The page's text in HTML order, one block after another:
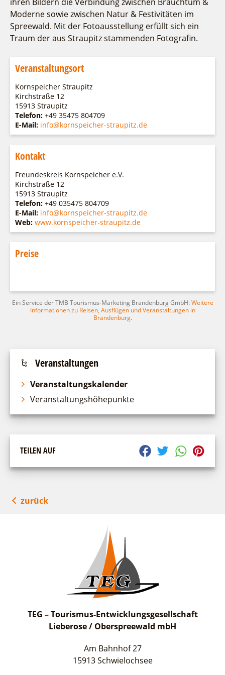
Einkaufen
Gruppen
Fremdenverkehrsvereine
Ludwig Leichhardt
Kahnfahrten
Campingplatz Jessern
Wirtschaftsförderung
Regionalentwicklung
Bürgerbus
Naturwelt Lieberoser Heide
Q-Gemeinde Schwielochsee
Staatlich anerkannter Erholungsort Goyatz
Mein Brandenburg – Infostelen
ILB
WFG
Service
Über uns
Aktuelles
Infomaterial
Warenkorb
Moderne sowie zwischen Natur & Festivitäten im
Spreewald. Mit der Fotoausstellung erfüllt sich ein
Traum der aus Straupitz stammenden Fotografin.
Veranstaltungsort
Kornspeicher Straupitz
Kirchstraße 12
15913 Straupitz
Telefon: +49 35475 804709
E-Mail: info@kornspeicher-straupitz.de
Kontakt
Freundeskreis Kornspeicher e.V.
Kirchstraße 12
15913 Straupitz
Telefon: +49 035475 804709
E-Mail: info@kornspeicher-straupitz.de
Web: www.kornspeicher-straupitz.de
Preise
Ein Service der TMB Tourismus-Marketing Brandenburg GmbH:Weitere
Informationen zu Reisen, Ausflügen und Veranstaltungen in
Brandenburg.
Veranstaltungen
Veranstaltungskalender
Veranstaltungshöhepunkte
TEILEN AUF
zurück
TEG – Tourismus-Entwicklungsgesellschaft
Lieberose / Oberspreewald mbH
Am Bahnhof 27
15913 Schwielochsee